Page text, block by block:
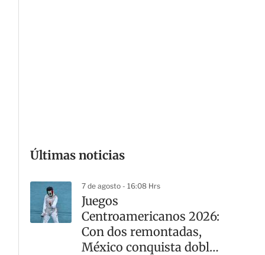
Últimas noticias
7 de agosto - 16:08 Hrs
Juegos
Centroamericanos 2026:
Con dos remontadas,
México conquista doble